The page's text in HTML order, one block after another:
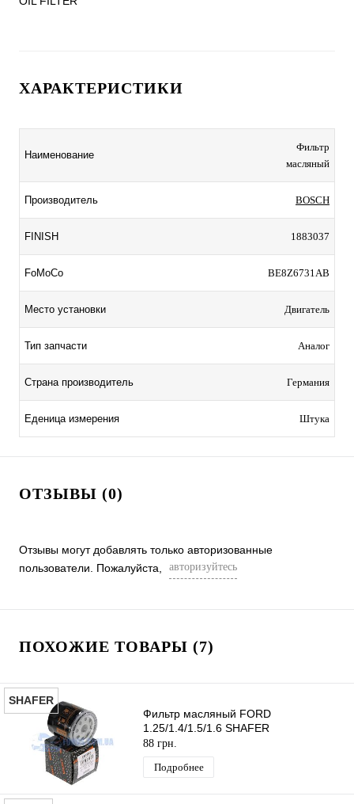
ХАРАКТЕРИСТИКИ
Наименование
Фильтр
масляный
Производитель BOSCH
FINISH 1883037
FoMoCo BE8Z6731AB
Место установки Двигатель
Тип запчасти Аналог
Страна производитель Германия
Еденица измерения Штука
ОТЗЫВЫ (0)
Отзывы могут добавлять только авторизованные
пользователи. Пожалуйста,
авторизуйтесь
ПОХОЖИЕ ТОВАРЫ (7)
SHAFER
Фильтр масляный FORD
1.25/1.4/1.5/1.6 SHAFER
88 грн.
Подробнее